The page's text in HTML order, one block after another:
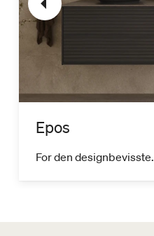
Epos
For den designbevisste.